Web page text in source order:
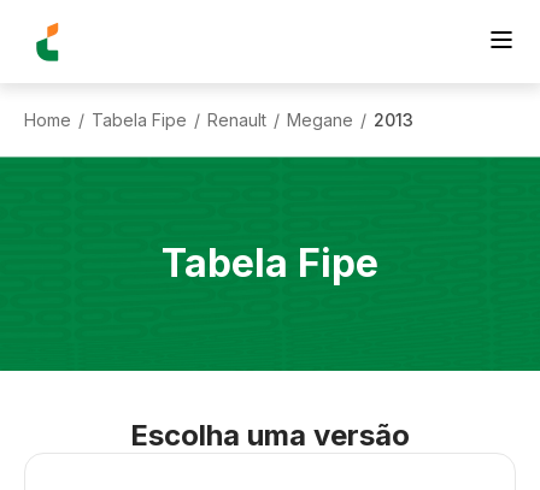
Home / Tabela Fipe / Renault / Megane / 2013
Tabela Fipe
Escolha uma versão